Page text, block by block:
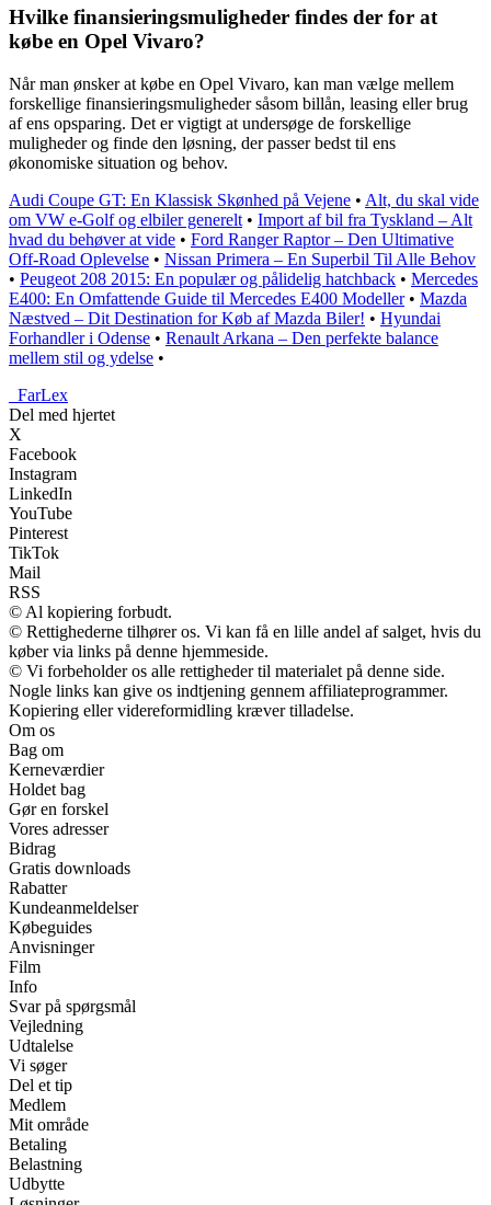
Hvilke finansieringsmuligheder findes der for at
købe en Opel Vivaro?
Når man ønsker at købe en Opel Vivaro, kan man vælge mellem
forskellige finansieringsmuligheder såsom billån, leasing eller brug
af ens opsparing. Det er vigtigt at undersøge de forskellige
muligheder og finde den løsning, der passer bedst til ens
økonomiske situation og behov.
Audi Coupe GT: En Klassisk Skønhed på Vejene • Alt, du skal vide
om VW e-Golf og elbiler generelt • Import af bil fra Tyskland – Alt
hvad du behøver at vide • Ford Ranger Raptor – Den Ultimative
Off-Road Oplevelse • Nissan Primera – En Superbil Til Alle Behov
• Peugeot 208 2015: En populær og pålidelig hatchback • Mercedes
E400: En Omfattende Guide til Mercedes E400 Modeller• Mazda
Næstved – Dit Destination for Køb af Mazda Biler! • Hyundai
Forhandler i Odense • Renault Arkana – Den perfekte balance
mellem stil og ydelse •
FarLex
Del med hjertet
X
Facebook
Instagram
LinkedIn
YouTube
Pinterest
TikTok
Mail
RSS
© Al kopiering forbudt.
© Rettighederne tilhører os. Vi kan få en lille andel af salget, hvis du
køber via links på denne hjemmeside.
© Vi forbeholder os alle rettigheder til materialet på denne side.
Nogle links kan give os indtjening gennem affiliateprogrammer.
Kopiering eller videreformidling kræver tilladelse.
Om os
Bag om
Kerneværdier
Holdet bag
Gør en forskel
Vores adresser
Bidrag
Gratis downloads
Rabatter
Kundeanmeldelser
Købeguides
Anvisninger
Film
Info
Svar på spørgsmål
Vejledning
Udtalelse
Vi søger
Del et tip
Medlem
Mit område
Betaling
Belastning
Udbytte